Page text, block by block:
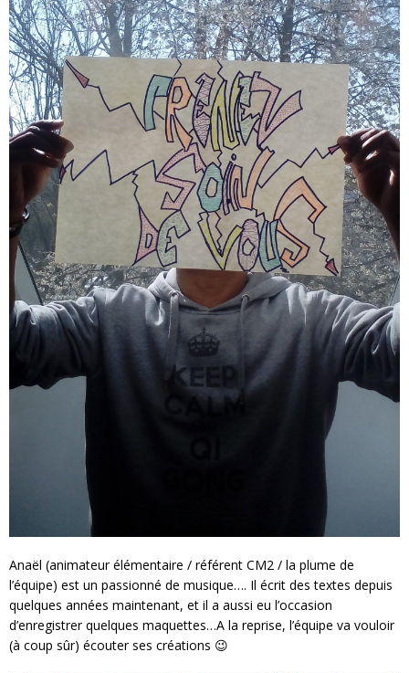
Anaël (animateur élémentaire / référent CM2 / la plume de
l’équipe) est un passionné de musique…. Il écrit des textes depuis
quelques années maintenant, et il a aussi eu l’occasion
d’enregistrer quelques maquettes…A la reprise, l’équipe va vouloir
(à coup sûr) écouter ses créations 😉